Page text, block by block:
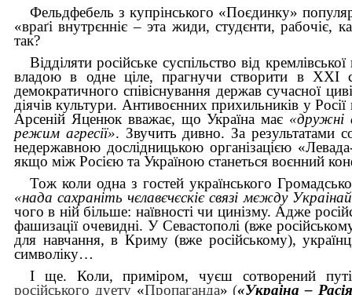
Фельдфебель з купрінського «Поєдинку»
«враґі внутрєнніє – эта жиди, студєнти, рабочіє,
так?
Відділяти російське суспільство від
владою в одне ціле, прагнучи створити в XXI
демократичного співіснування держав сучасної
діячів культури. Антивоєнних прихильників у Росії
Арсеній Яценюк вважає, що Україна має «дружні
режим агресії». Звучить дивно. За результатами
недержавною дослідницькою організацією «
якщо між Росією та Україною станеться воєнний
Тож коли одна з гостей українського
«нада сахраніть чєлавєчєскіє связі мєжду
чого в ній більше: наївності чи цинізму.Адже
фашизації очевидні. У Севастополі (вже
для навчання, в Криму (вже російському),
символіку…
І ще. Коли, приміром, чуєш сотворений
російського дуету «Пропаганда» («Украіна –